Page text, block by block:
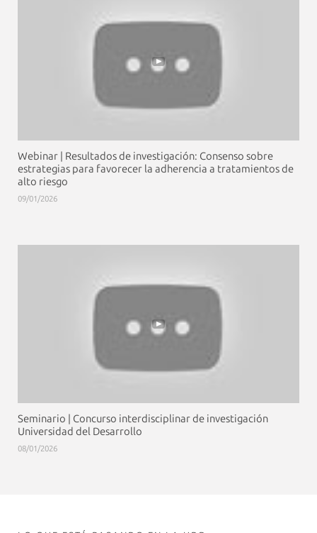
Webinar | Resultados de investigación: Consenso sobre
estrategias para favorecer la adherencia a tratamientos de
alto riesgo
09/01/2026
Seminario | Concurso interdisciplinar de investigación
Universidad del Desarrollo
08/01/2026